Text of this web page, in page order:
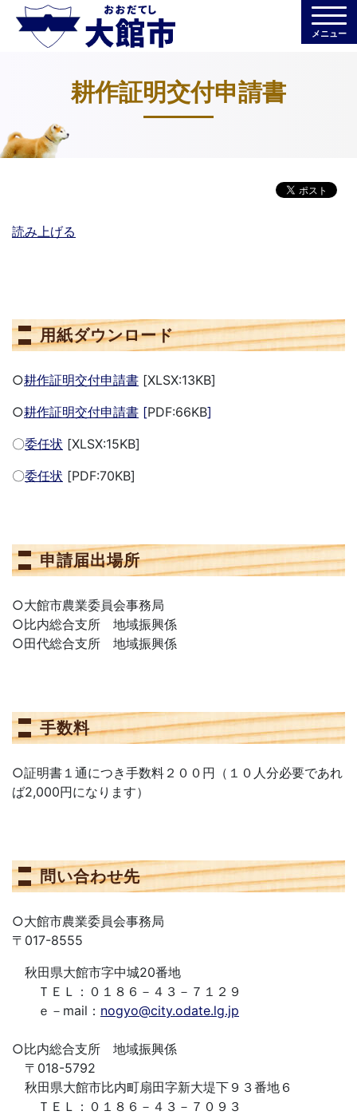
メニュー
耕作証明交付申請書
読み上げる
用紙ダウンロード
○耕作証明交付申請書 [XLSX:13KB]
○耕作証明交付申請書 [PDF:66KB]
〇委任状 [XLSX:15KB]
〇委任状 [PDF:70KB]
申請届出場所
○大館市農業委員会事務局
○比内総合支所 地域振興係
○田代総合支所 地域振興係
手数料
○証明書１通につき手数料２００円（１０人分必要であれ
ば2,000円になります）
問い合わせ先
○大館市農業委員会事務局
〒017-8555
秋田県大館市字中城20番地
ＴＥＬ：０１８６－４３－７１２９
ｅ－mail： nogyo@city.odate.lg.jp
○比内総合支所 地域振興係
〒018-5792
秋田県大館市比内町扇田字新大堤下９３番地６
ＴＥＬ：０１８６－４３－７０９３